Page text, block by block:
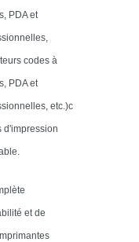
PDA et
codes à
PDA et
etc.)c
d'impression
et de